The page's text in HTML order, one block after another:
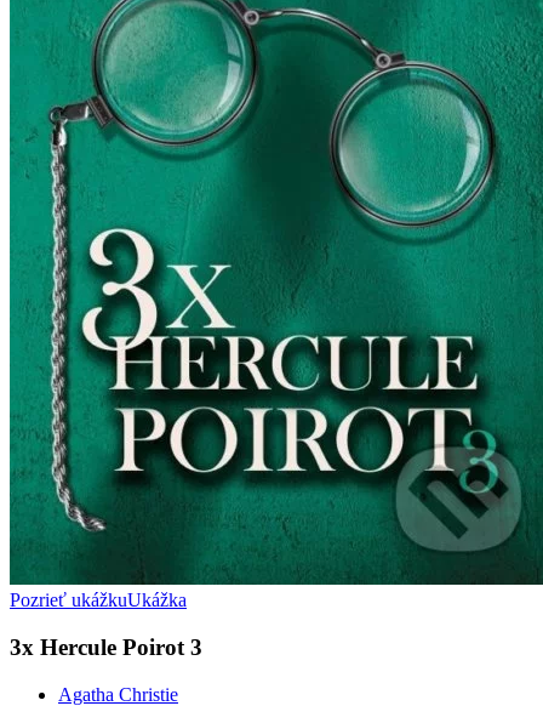
Pozrieť ukážkuUkážka
3x Hercule Poirot 3
Agatha Christie